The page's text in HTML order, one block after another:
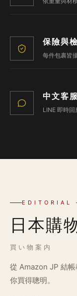
保險與
每件包裹皆
中文客服
LINE 即時回
EDITORIAL
日本購
買い物案内
從 Amazon JP 結
你買得聰明。